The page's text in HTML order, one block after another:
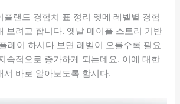
플랜드 경험치 표 정리 옛메 레벨별 경험
보려고 합니다. 옛날 메이플 스토리 기반
레이 하시다 보면 레벨이 오를수록 필요
속적으로 증가하게 되는데요. 이에 대한
서 바로 알아보도록 합시다.